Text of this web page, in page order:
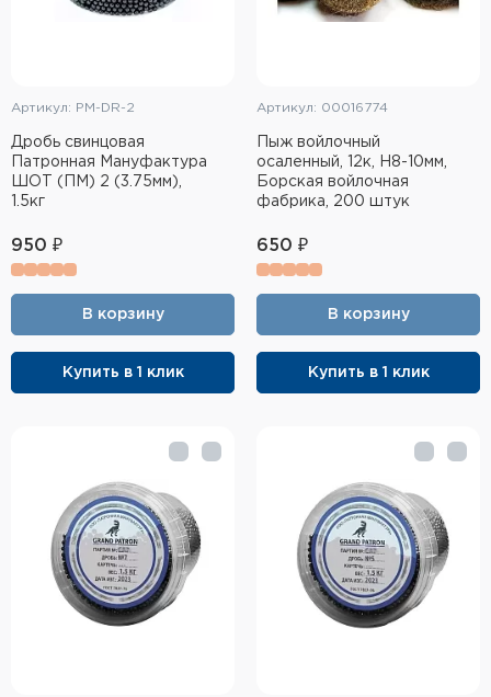
Аксессуары
Артикул: PM-DR-2
Дробь свинцовая
Патронная Мануфактура
ШОТ (ПМ) 2 (3.75мм),
1.5кг
950 ₽
В корзину
Купить в 1 клик
Артикул: 00016774
Пыж войлочный
осаленный, 12к, H8-10мм,
Борская войлочная
фабрика, 200 штук
650 ₽
В корзину
Купить в 1 клик